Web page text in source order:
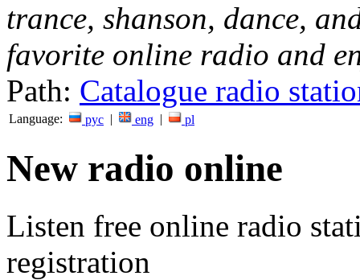
trance, shanson, dance,
favorite online radio and
Path: Catalogue radio
Language: рус | eng | pl
New radio online
Listen free online radio
registration